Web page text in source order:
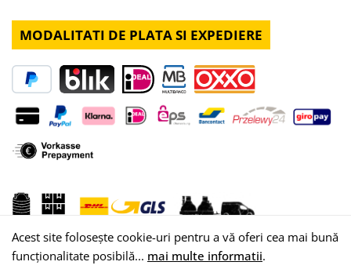
MODALITATI DE PLATA SI EXPEDIERE
Acest site folosește cookie-uri pentru a vă oferi cea mai bună
funcționalitate posibilă... mai multe informatii.